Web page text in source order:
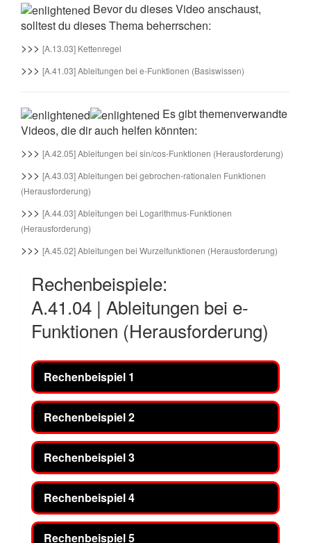
Bevor du dieses Video anschaust,
solltest du dieses Thema beherrschen:
>>> [A.13.03] Kettenregel
>>> [A.41.03] Ableitungen bei e-Funktionen (Basiswissen)
Es gibt themenverwandte
Videos, die dir auch helfen könnten:
>>> [A.42.05] Ableitungen bei sin/cos-Funktionen (Herausforderung)
>>> [A.43.03] Ableitungen bei gebrochen-rationalen Funktionen
(Herausforderung)
>>> [A.44.03] Ableitungen bei Logarithmus-Funktionen
(Herausforderung)
>>> [A.45.02] Ableitungen bei Wurzelfunktionen (Herausforderung)
Rechenbeispiele:
A.41.04 | Ableitungen bei e-
Funktionen (Herausforderung)
Rechenbeispiel 1
Rechenbeispiel 2
Rechenbeispiel 3
Rechenbeispiel 4
Rechenbeispiel 5